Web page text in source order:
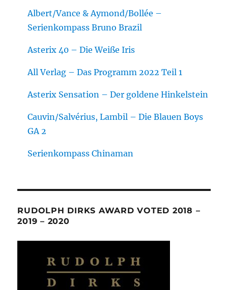
Albert/Vance & Aymond/Bollée –
Serienkompass Bruno Brazil
Asterix 40 – Die Weiße Iris
All Verlag – Das Programm 2022 Teil 1
Asterix Sensation – Der goldene Hinkelstein
Cauvin/Salvérius, Lambil – Die Blauen Boys
GA 2
Serienkompass Chinaman
RUDOLPH DIRKS AWARD VOTED 2018 –
2019 – 2020